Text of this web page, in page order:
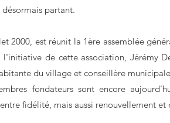
désormais partant.
2000, est réunit la 1ère assemblée
l'initiative de cette association, Jérémy
du village et conseillère
fondateurs sont encore
fidélité, mais aussi renouvellement et